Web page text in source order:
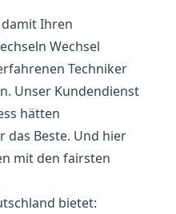
Ihren
Wechsel
Techniker
Unser Kundendienst
hätten
das Beste. Und hier
mit den fairsten
bietet: